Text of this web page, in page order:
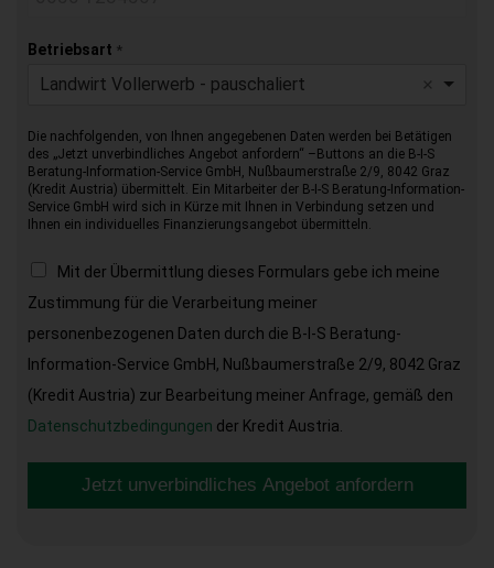
Betriebsart *
Landwirt Vollerwerb - pauschaliert
Die nachfolgenden, von Ihnen angegebenen Daten werden bei Betätigen
des „Jetzt unverbindliches Angebot anfordern“ –Buttons an die B-I-S
Beratung-Information-Service GmbH, Nußbaumerstraße 2/9, 8042 Graz
(Kredit Austria) übermittelt. Ein Mitarbeiter der B-I-S Beratung-Information-
Service GmbH wird sich in Kürze mit Ihnen in Verbindung setzen und
Ihnen ein individuelles Finanzierungsangebot übermitteln.
Mit der Übermittlung dieses Formulars gebe ich meine
Zustimmung für die Verarbeitung meiner
personenbezogenen Daten durch die B-I-S Beratung-
Information-Service GmbH, Nußbaumerstraße 2/9, 8042 Graz
(Kredit Austria) zur Bearbeitung meiner Anfrage, gemäß den
Datenschutzbedingungen der Kredit Austria.
Jetzt unverbindliches Angebot anfordern